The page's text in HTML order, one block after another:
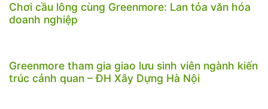
Chơi cầu lông cùng Greenmore: Lan tỏa văn hóa
doanh nghiệp
Greenmore tham gia giao lưu sinh viên ngành kiến
trúc cảnh quan – ĐH Xây Dựng Hà Nội